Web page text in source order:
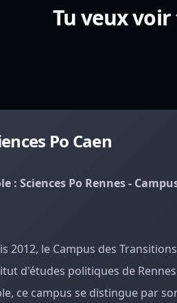
Tu veux voir
Po Caen
: Sciences Po Rennes -
2012, le Campus des
d'études politiques de
ce campus se distingue par